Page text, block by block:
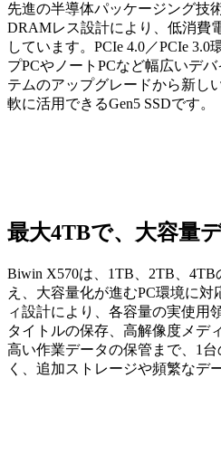
先進の半導体パッケージング技
DRAMレス設計により、低消費
しています。PCIe 4.0／PCIe
プPCやノートPCなど幅広いデ
テムのアップグレードから新し
軟に活用できるGen5 SSDです。
最大4TBで、大容量
Biwin X570は、1TB、2TB、
え、大容量化が進むPC環境に
ィ設計により、各容量の実使用
タイトルの保存、高解像度メデ
高い作業データの保管まで、1
く、追加ストレージや頻繁なデ